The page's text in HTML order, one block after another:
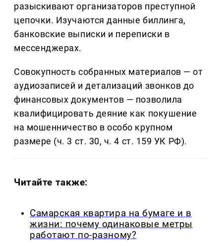
разыскивают организаторов преступной
цепочки. Изучаются данные биллинга,
банковские выписки и переписки в
мессенджерах.
Совокупность собранных материалов — от
аудиозаписей и детализаций звонков до
финансовых документов — позволила
квалифицировать деяние как покушение
на мошенничество в особо крупном
размере (ч. 3 ст. 30, ч. 4 ст. 159 УК РФ).
Читайте также:
Самарская квартира на бумаге и в
жизни: почему одинаковые метры
работают по-разному?